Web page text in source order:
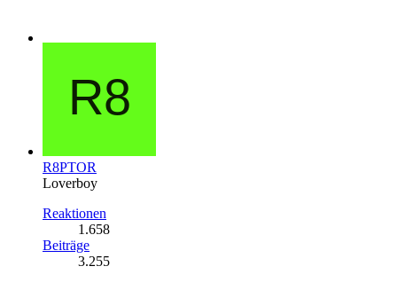
R8PTOR
Loverboy
Reaktionen
1.658
Beiträge
3.255